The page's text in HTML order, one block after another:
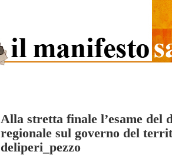
Alla stretta finale l’esame del
regionale sul governo del
deliperi_pezzo